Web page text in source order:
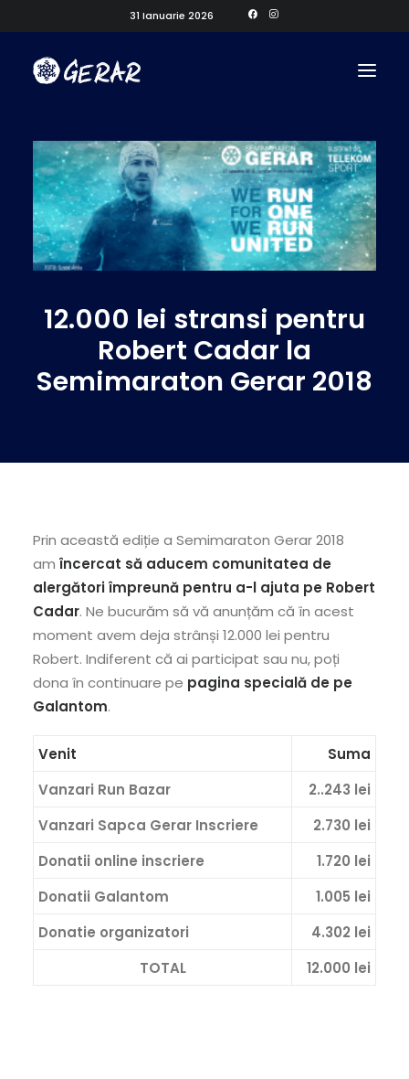
31 Ianuarie 2026
12.000 lei stransi pentru
Robert Cadar la
Semimaraton Gerar 2018
Prin această ediție a Semimaraton Gerar 2018
am încercat să aducem comunitatea de
alergători împreună pentru a-l ajuta pe Robert
Cadar. Ne bucurăm să vă anunțăm că în acest
moment avem deja strânși 12.000 lei pentru
Robert. Indiferent că ai participat sau nu, poți
dona în continuare pe pagina specială de pe
Galantom.
Venit
Suma
Vanzari Run Bazar
2..243 lei
Vanzari Sapca Gerar Inscriere
2.730 lei
Donatii online inscriere
1.720 lei
Donatii Galantom
1.005 lei
Donatie organizatori
4.302 lei
TOTAL
12.000 lei